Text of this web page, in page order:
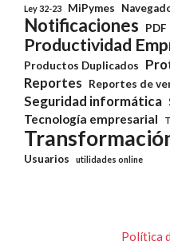
Ley 32-23 MiPymes
Notificaciones PDF
Productividad
Productos Duplicados
Reportes
Reportes de
Seguridad informática
Tecnología empresarial
Usuarios utilidades online
Política